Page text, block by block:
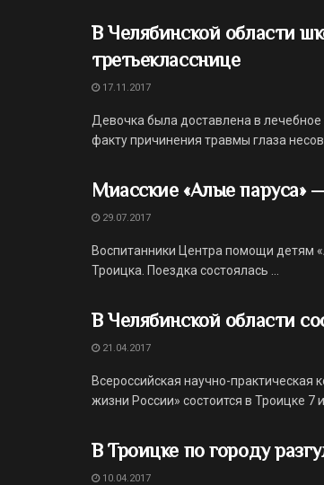
В Челябинской области
третьекласснице
17.11.2017
Девочка была доставлена в
факту причинения травмы глаза
Миасские «Алые паруса»
29.07.2017
Воспитанники Центра помощи детям
Троицка. Поездка состоялась ...
В Челябинской области
21.04.2017
Всероссийская научно-практическая
жизни России» состоится в Троицке 7
В Троицке по городу
10.04.2017